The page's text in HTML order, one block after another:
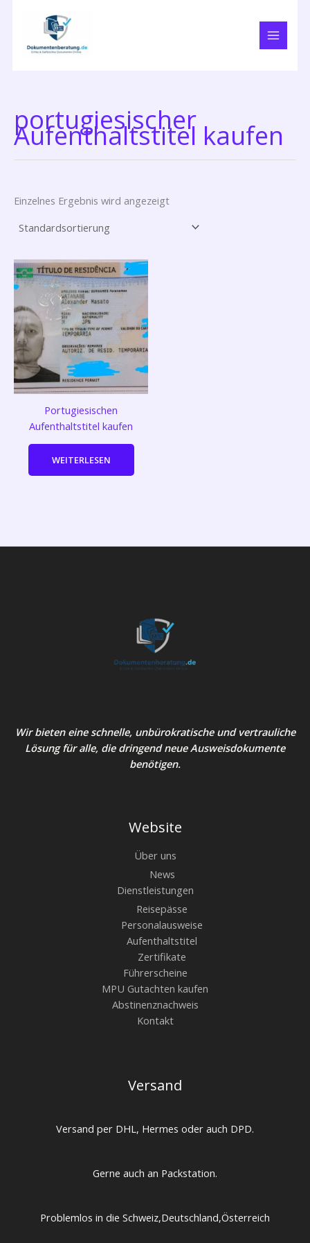
portugiesischer
Aufenthaltstitel kaufen
Einzelnes Ergebnis wird angezeigt
Portugiesischen
Aufenthaltstitel kaufen
WEITERLESEN
Wir bieten eine schnelle, unbürokratische und vertrauliche
Lösung für alle, die dringend neue Ausweisdokumente
benötigen.
Website
Über uns
News
Dienstleistungen
Reisepässe
Personalausweise
Aufenthaltstitel
Zertifikate
Führerscheine
MPU Gutachten kaufen
Abstinenznachweis
Kontakt
Versand
Versand per DHL, Hermes oder auch DPD.
Gerne auch an Packstation.
Problemlos in die Schweiz,Deutschland,Österreich